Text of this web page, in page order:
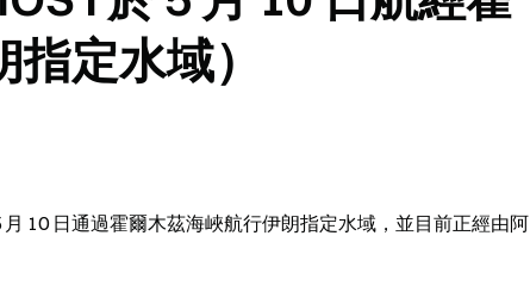
定水域）
月 10 日通過霍爾木茲海峽航行伊朗指定水域，並目前正經由阿